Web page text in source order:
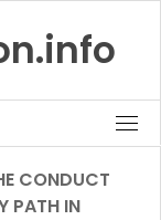
CONDUCT
PATH IN